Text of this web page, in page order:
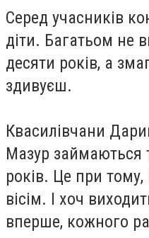
Серед учасників
діти. Багатьом не
десяти років, а
здивуєш.
Квасилівчани
Мазур займаються
років. Це при
вісім. І хоч
вперше, кожного